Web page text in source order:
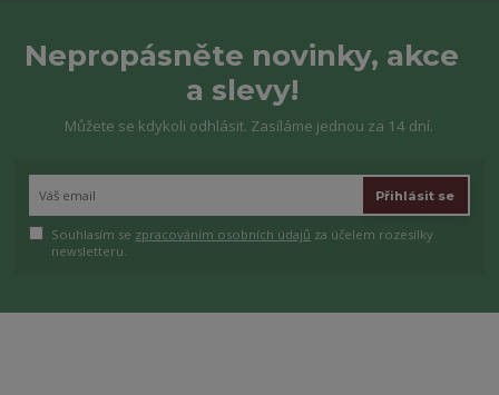
Nepropásněte novinky, akce
a slevy!
Můžete se kdykoli odhlásit. Zasíláme jednou za 14 dní.
Přihlásit se
Souhlasím se zpracováním osobních údajů za účelem rozesílky
newsletteru.